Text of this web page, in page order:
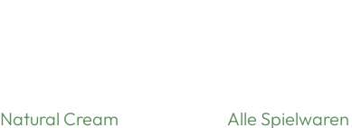
Natural Cream Alle Spielwaren